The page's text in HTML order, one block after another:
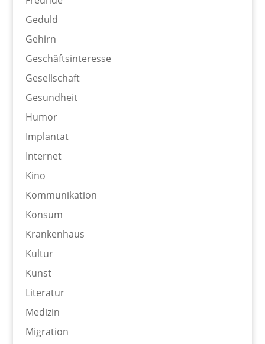
Geduld
Gehirn
Geschäftsinteresse
Gesellschaft
Gesundheit
Humor
Implantat
Internet
Kino
Kommunikation
Konsum
Krankenhaus
Kultur
Kunst
Literatur
Medizin
Migration